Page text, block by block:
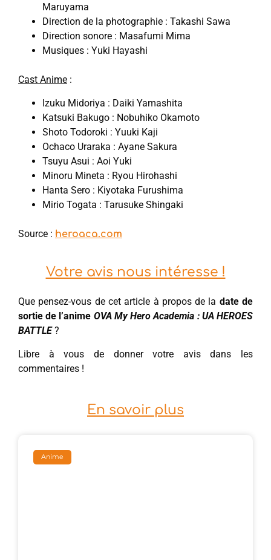
Maruyama
Direction de la photographie : Takashi Sawa
Direction sonore : Masafumi Mima
Musiques : Yuki Hayashi
Cast Anime :
Izuku Midoriya : Daiki Yamashita
Katsuki Bakugo : Nobuhiko Okamoto
Shoto Todoroki : Yuuki Kaji
Ochaco Uraraka : Ayane Sakura
Tsuyu Asui : Aoi Yuki
Minoru Mineta : Ryou Hirohashi
Hanta Sero : Kiyotaka Furushima
Mirio Togata : Tarusuke Shingaki
Source : heroaca.com
Votre avis nous intéresse !
Que pensez-vous de cet article à propos de la date de
sortie de l’anime OVA My Hero Academia : UA HEROES
BATTLE?
Libre à vous de donner votre avis dans les
commentaires !
En savoir plus
Anime